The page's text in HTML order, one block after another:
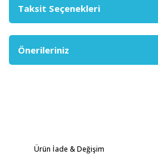
Taksit Seçenekleri
Önerileriniz
Ürün İade & Değişim